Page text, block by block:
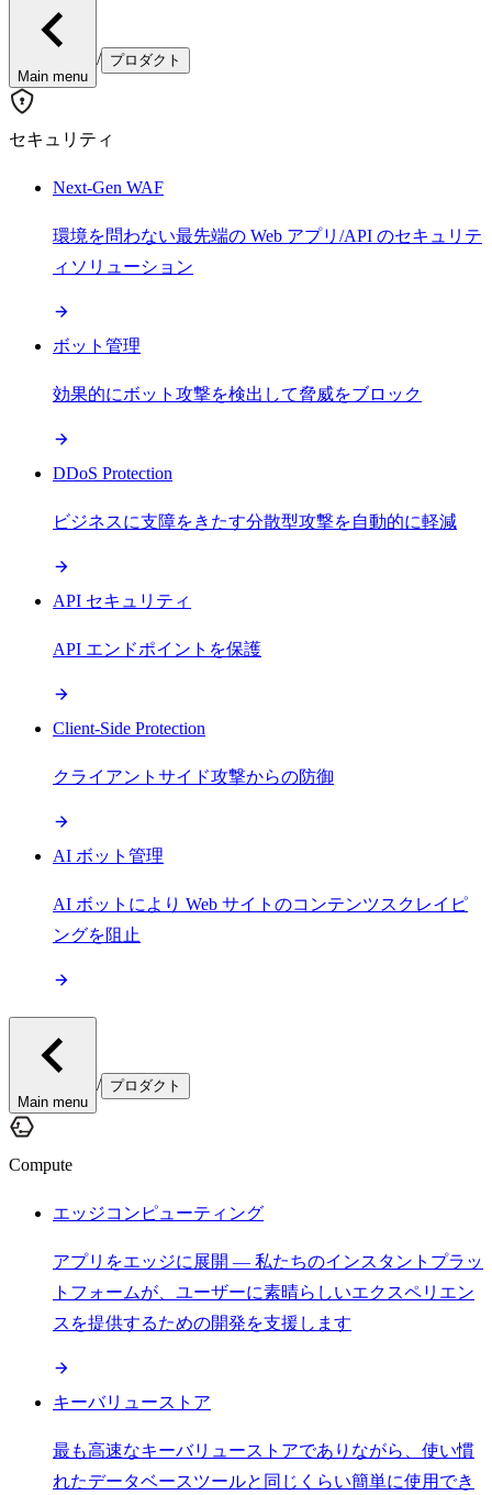
Main menu
/ プロダクト
セキュリティ
Next-Gen WAF
環境を問わない最先端の Web アプリ/API のセキュリテ
ィソリューション
ボット管理
効果的にボット攻撃を検出して脅威をブロック
DDoS Protection
ビジネスに支障をきたす分散型攻撃を自動的に軽減
API セキュリティ
API エンドポイントを保護
Client-Side Protection
クライアントサイド攻撃からの防御
AI ボット管理
AI ボットにより Web サイトのコンテンツスクレイピ
ングを阻止
Main menu
/ プロダクト
Compute
エッジコンピューティング
アプリをエッジに展開 — 私たちのインスタントプラッ
トフォームが、ユーザーに素晴らしいエクスペリエン
スを提供するための開発を支援します
キーバリューストア
最も高速なキーバリューストアでありながら、使い慣
れたデータベースツールと同じくらい簡単に使用でき